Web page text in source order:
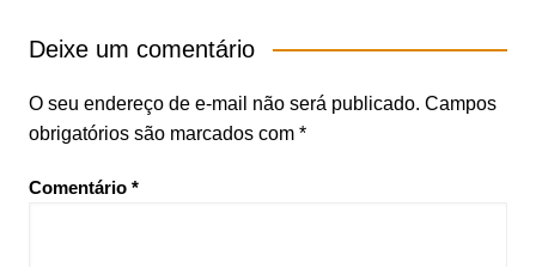
Deixe um comentário
O seu endereço de e-mail não será publicado. Campos
obrigatórios são marcados com *
Comentário *